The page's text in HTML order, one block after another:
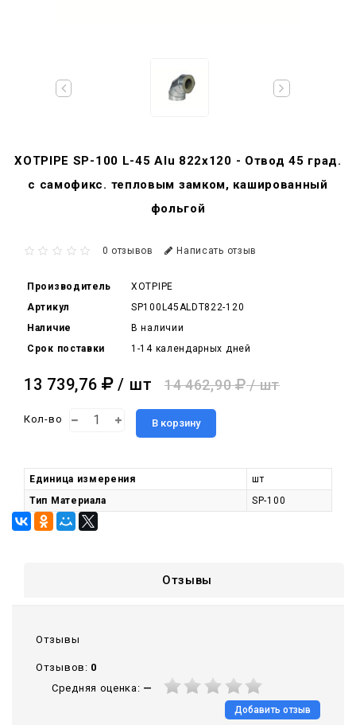
XOTPIPE SP-100 L-45 Alu 822x120 - Отвод 45 град.
c самофикс. тепловым замком, кашированный
фольгой
0 отзывов Написать отзыв
Производитель
XOTPIPE
Артикул
SP100L45ALDT822-120
Наличие
В наличии
Срок поставки
1-14 календарных дней
13 739,76 / шт 14 462,90 / шт
Кол-во В корзину
Единица измерения
шт
Тип Материала
SP-100
Отзывы
Отзывы
Отзывов: 0
Средняя оценка: —
Добавить отзыв